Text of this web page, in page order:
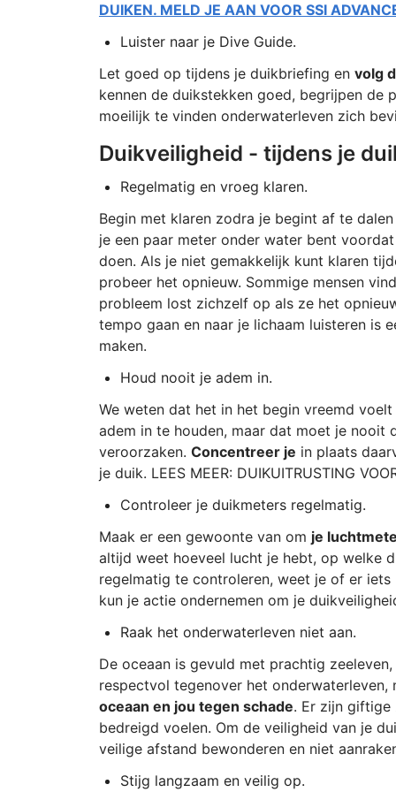
DUIKEN. MELD JE AAN VOOR SSI
Luister naar je Dive Guide.
Let goed op tijdens je duikbriefing en volg
kennen de duikstekken goed, begrijpen de
moeilijk te vinden onderwaterleven zich
Duikveiligheid - tijdens je
Regelmatig en vroeg klaren.
Begin met klaren zodra je begint af te
je een paar meter onder water bent
doen. Als je niet gemakkelijk kunt klaren
probeer het opnieuw. Sommige mensen
probleem lost zichzelf op als ze het
tempo gaan en naar je lichaam luisteren is
maken.
Houd nooit je adem in.
We weten dat het in het begin vreemd
adem in te houden, maar dat moet je nooit
veroorzaken. Concentreer je in plaats
je duik. LEES MEER: DUIKUITRUSTING
Controleer je duikmeters regelmatig.
Maak er een gewoonte van om je
altijd weet hoeveel lucht je hebt, op welke
regelmatig te controleren, weet je of er
kun je actie ondernemen om je
Raak het onderwaterleven niet aan.
De oceaan is gevuld met prachtig
respectvol tegenover het onderwaterleven,
oceaan en jou tegen schade. Er zijn giftige
bedreigd voelen. Om de veiligheid van je
veilige afstand bewonderen en niet
Stijg langzaam en veilig op.